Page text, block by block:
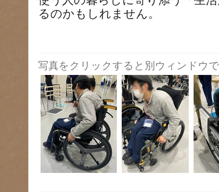
るのかもしれません。
写真をクリックすると別ウィンドウ